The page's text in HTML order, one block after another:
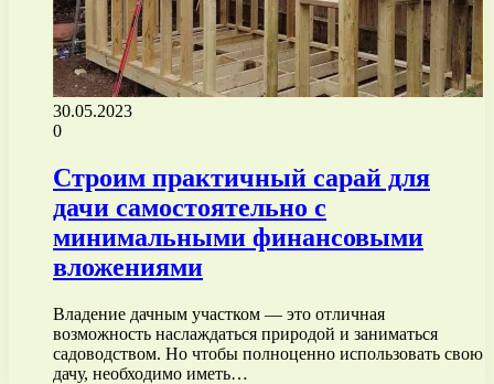
30.05.2023
0
Строим практичный сарай для
дачи самостоятельно с
минимальными финансовыми
вложениями
Владение дачным участком — это отличная
возможность наслаждаться природой и заниматься
садоводством. Но чтобы полноценно использовать свою
дачу, необходимо иметь…